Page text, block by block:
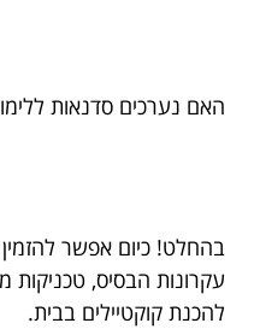
האם נערכים סדנאות
בהחלט! כיום אפשר
עקרונות הבסיס, טכניקות
להכנת קוקטיילים בבית.